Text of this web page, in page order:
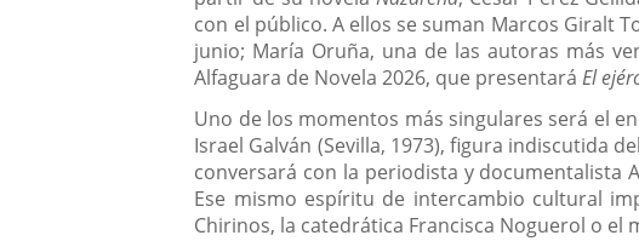
con el público. A ellos se suman Marcos Giralt
junio; María Oruña, una de las autoras más
Alfaguara de Novela 2026, que presentaráEl
Uno de los momentos más singulares será el
Israel Galván (Sevilla, 1973), figura indiscutida
conversará con la periodista y documentalista
Ese mismo espíritu de intercambio cultural
Chirinos, la catedrática Francisca Noguerol o el